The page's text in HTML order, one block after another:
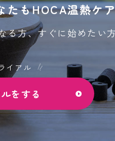
たもHOCA温熱ケ
る方、すぐに始めたい方
イアル
をする